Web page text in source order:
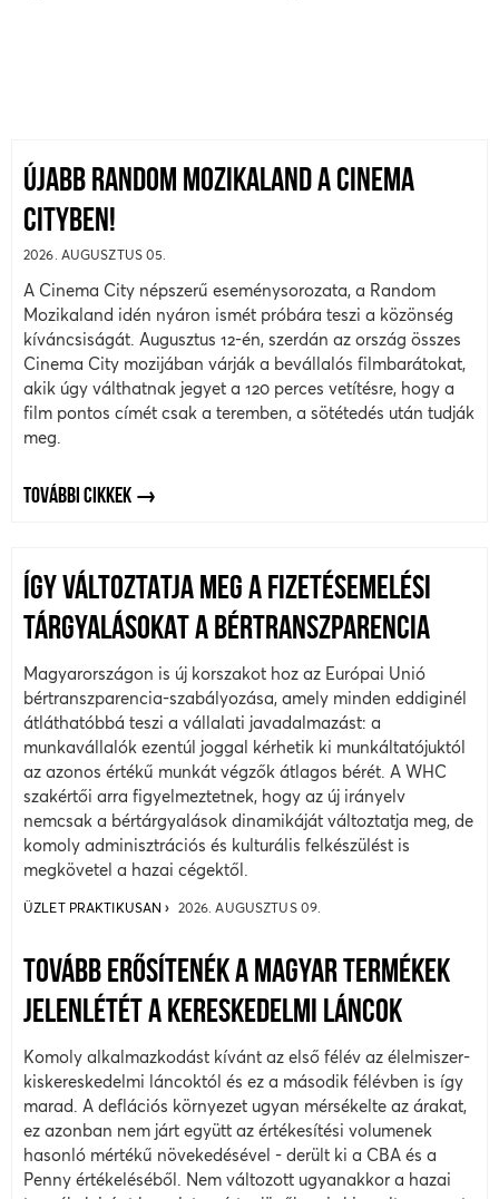
ÚJABB RANDOM MOZIKALAND A CINEMA
CITYBEN!
2026. AUGUSZTUS 05.
A Cinema City népszerű eseménysorozata, a Random
Mozikaland idén nyáron ismét próbára teszi a közönség
kíváncsiságát. Augusztus 12-én, szerdán az ország összes
Cinema City mozijában várják a bevállalós filmbarátokat,
akik úgy válthatnak jegyet a 120 perces vetítésre, hogy a
film pontos címét csak a teremben, a sötétedés után tudják
meg.
TOVÁBBI CIKKEK
ÍGY VÁLTOZTATJA MEG A FIZETÉSEMELÉSI
TÁRGYALÁSOKAT A BÉRTRANSZPARENCIA
Magyarországon is új korszakot hoz az Európai Unió
bértranszparencia-szabályozása, amely minden eddiginél
átláthatóbbá teszi a vállalati javadalmazást: a
munkavállalók ezentúl joggal kérhetik ki munkáltatójuktól
az azonos értékű munkát végzők átlagos bérét. A WHC
szakértői arra figyelmeztetnek, hogy az új irányelv
nemcsak a bértárgyalások dinamikáját változtatja meg, de
komoly adminisztrációs és kulturális felkészülést is
megkövetel a hazai cégektől.
ÜZLET PRAKTIKUSAN 2026. AUGUSZTUS 09.
TOVÁBB ERŐSÍTENÉK A MAGYAR TERMÉKEK
JELENLÉTÉT A KERESKEDELMI LÁNCOK
Komoly alkalmazkodást kívánt az első félév az élelmiszer-
kiskereskedelmi láncoktól és ez a második félévben is így
marad. A deflációs környezet ugyan mérsékelte az árakat,
ez azonban nem járt együtt az értékesítési volumenek
hasonló mértékű növekedésével - derült ki a CBA és a
Penny értékeléséből. Nem változott ugyanakkor a hazai